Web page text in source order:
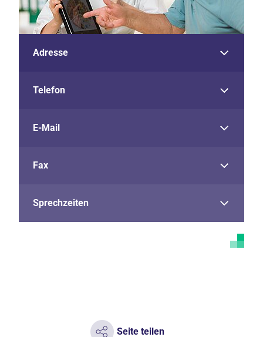
Adresse
Telefon
E-Mail
Fax
Sprechzeiten
Seite teilen